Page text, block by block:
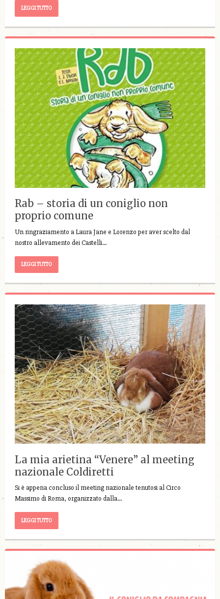
LEGGI TUTTO
Rab – storia di un coniglio non
proprio comune
Un ringraziamento a Laura Jane e Lorenzo per aver scelto dal
nostro allevamento dei Castelli…
LEGGI TUTTO
La mia arietina “Venere” al meeting
nazionale Coldiretti
Si è appena concluso il meeting nazionale tenutosi al Circo
Massimo di Roma, organizzato dalla…
LEGGI TUTTO